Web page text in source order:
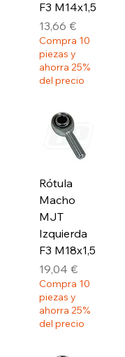
F3 M14x1,5
Precio
13,66 €
Compra 10
piezas y
ahorra 25%
del precio
Rótula
Macho
MJT
Izquierda
F3 M18x1,5
Precio
19,04 €
Compra 10
piezas y
ahorra 25%
del precio